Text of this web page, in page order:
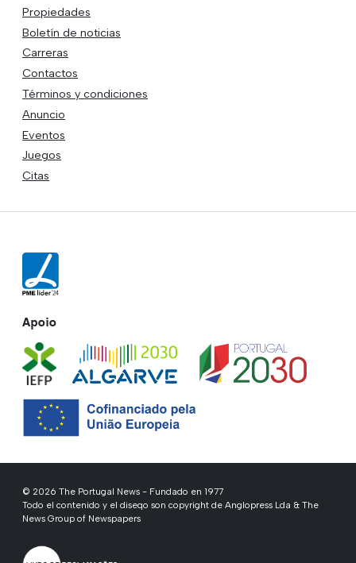
Propiedades
Boletín de noticias
Carreras
Contactos
Términos y condiciones
Anuncio
Eventos
Juegos
Citas
Apoio
© 2026 The Portugal News - Fundado en 1977
Todo el contenido y el diseqo son copyright de Anglopress Lda & The
News Group of Newspapers